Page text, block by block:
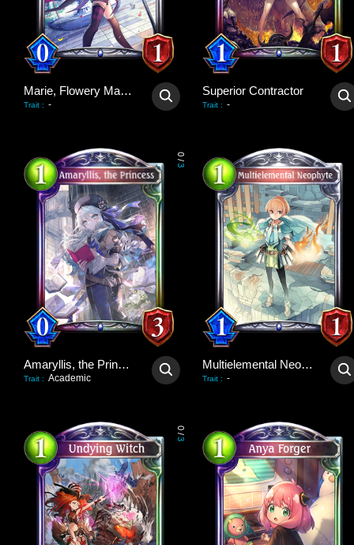
Marie, Flowery Magician
Trait : -
Superior Contractor
Trait : -
0
/
3
Amaryllis, the Princess
Trait : Academic
Multielemental Neophyte
Trait : -
0
/
3